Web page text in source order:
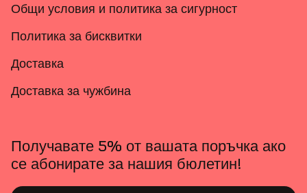
Общи условия и политика за сигурност
Политика за бисквитки
Доставка
Доставка за чужбина
Получавате 5% от вашата поръчка ако
се абонирате за нашия бюлетин!